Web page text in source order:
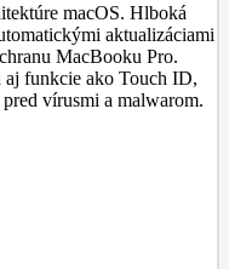
macOS. Hlboká
aktualizáciami
MacBooku Pro.
aj funkcie ako Touch ID,
vírusmi a malwarom.